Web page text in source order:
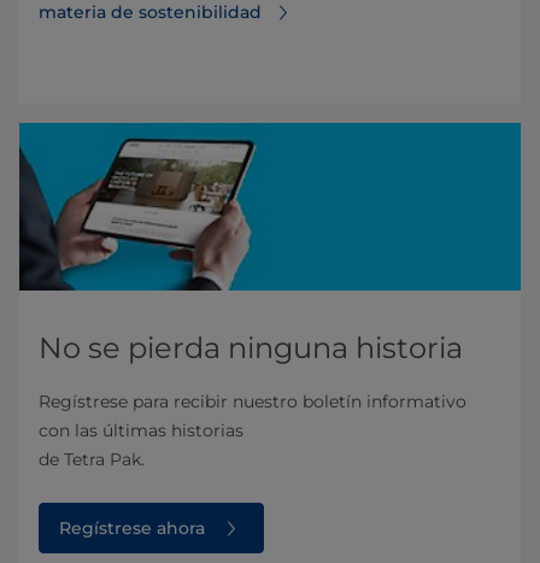
materia de sostenibilidad
No se pierda ninguna historia
Regístrese para recibir nuestro boletín informativo
con las últimas historias
de Tetra Pak.
Regístrese ahora